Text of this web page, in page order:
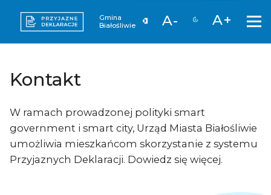
Gmina
Białośliwie
A- A+
Kontakt
W ramach prowadzonej polityki smart
government i smart city, Urząd Miasta Białośliwie
umożliwia mieszkańcom skorzystanie z systemu
Przyjaznych Deklaracji. Dowiedz się więcej.